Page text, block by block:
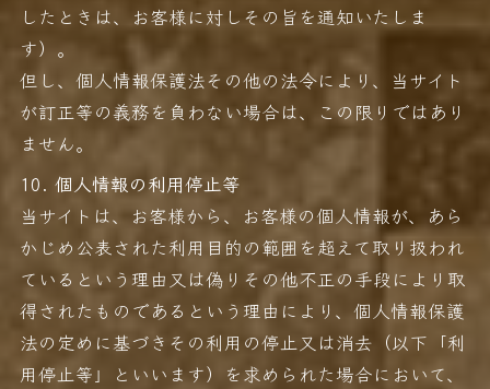
したときは、お客様に対しその旨を通知いたしま
す）。
但し、個人情報保護法その他の法令により、当サイト
が訂正等の義務を負わない場合は、この限りではあり
ません。
10. 個人情報の利用停止等
当サイトは、お客様から、お客様の個人情報が、あら
かじめ公表された利用目的の範囲を超えて取り扱われ
ているという理由又は偽りその他不正の手段により取
得されたものであるという理由により、個人情報保護
法の定めに基づきその利用の停止又は消去（以下「利
用停止等」といいます）を求められた場合において、